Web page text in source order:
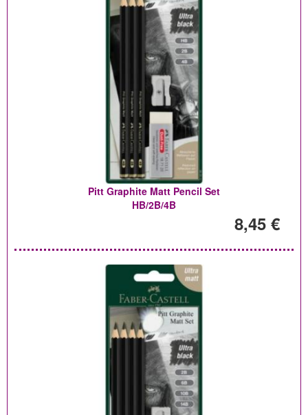
Pitt Graphite Matt Pencil Set
HB/2B/4B
8,45 €